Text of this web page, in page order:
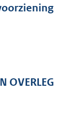
OVERLEG